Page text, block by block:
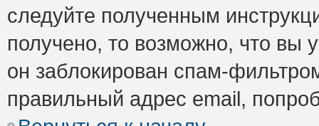
следуйте полученным
получено, то возможно, что вы
он заблокирован спам-
правильный адрес email,